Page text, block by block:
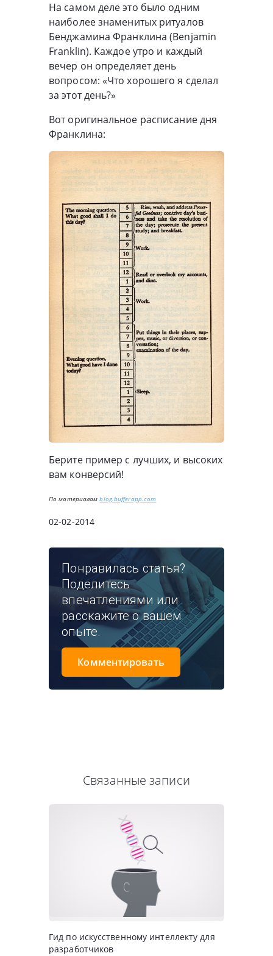
На самом деле это было одним
наиболее знаменитых ритуалов
Бенджамина Франклина (Benjamin
Franklin). Каждое утро и каждый
вечер он определяет день
вопросом: «Что хорошего я сделал
за этот день?»
Вот оригинальное расписание дня
Франклина:
Берите пример с лучших, и высоких
вам конверсий!
По материаламblog.bufferapp.com
02-02-2014
Понравилась статья?
Поделитесь
впечатлениями или
расскажите о вашем
опыте.
Комментировать
Связанные записи
Гид по искусственному интеллекту для
разработчиков